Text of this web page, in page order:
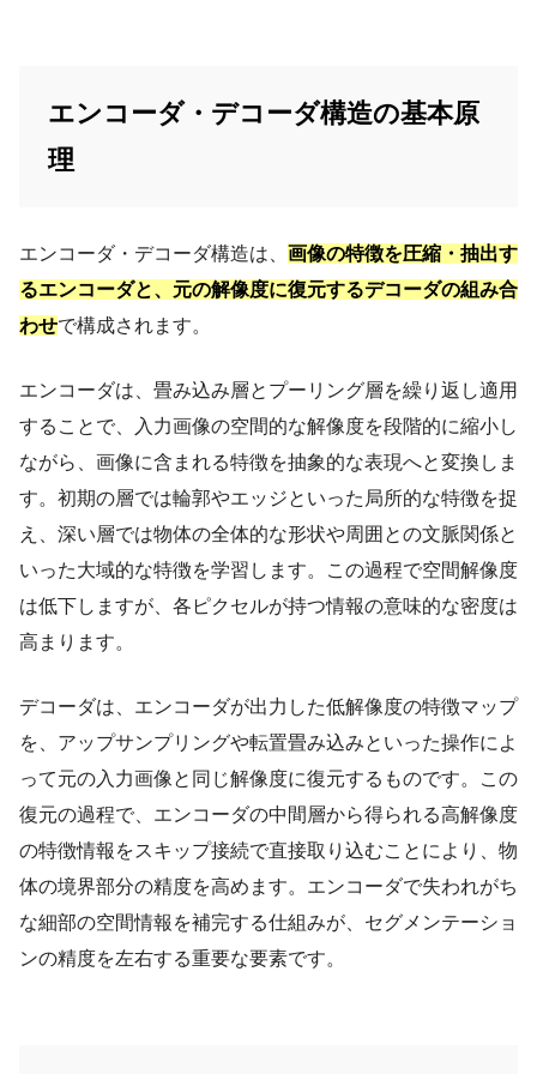
エンコーダ・デコーダ構造の基本原
理
エンコーダ・デコーダ構造は、 画像の特徴を圧縮・抽出す
るエンコーダと、元の解像度に復元するデコーダの組み合
わせで構成されます。
エンコーダは、畳み込み層とプーリング層を繰り返し適用
することで、入力画像の空間的な解像度を段階的に縮小し
ながら、画像に含まれる特徴を抽象的な表現へと変換しま
す。初期の層では輪郭やエッジといった局所的な特徴を捉
え、深い層では物体の全体的な形状や周囲との文脈関係と
いった大域的な特徴を学習します。この過程で空間解像度
は低下しますが、各ピクセルが持つ情報の意味的な密度は
高まります。
デコーダは、エンコーダが出力した低解像度の特徴マップ
を、アップサンプリングや転置畳み込みといった操作によ
って元の入力画像と同じ解像度に復元するものです。この
復元の過程で、エンコーダの中間層から得られる高解像度
の特徴情報をスキップ接続で直接取り込むことにより、物
体の境界部分の精度を高めます。エンコーダで失われがち
な細部の空間情報を補完する仕組みが、セグメンテーショ
ンの精度を左右する重要な要素です。